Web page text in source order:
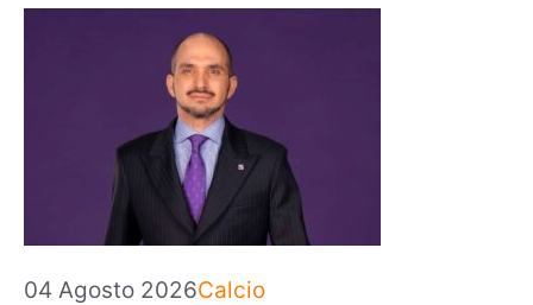
04 Agosto 2026Categorie
Calcio